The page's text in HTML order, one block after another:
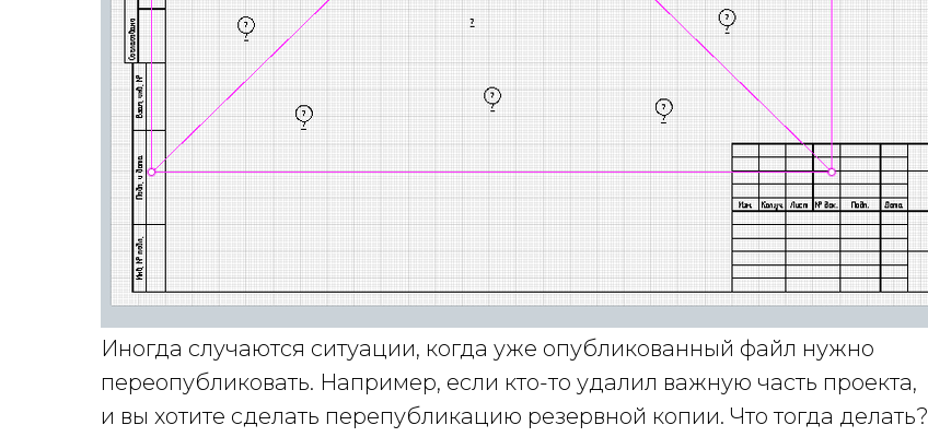
Иногда случаются ситуации, когда уже опубликованный файл нужно
переопубликовать. Например, если кто-то удалил важную часть проекта,
и вы хотите сделать перепубликацию резервной копии. Что тогда делать?